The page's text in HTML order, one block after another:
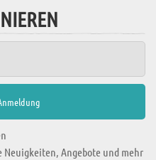
Neuigkeiten, Angebote und mehr